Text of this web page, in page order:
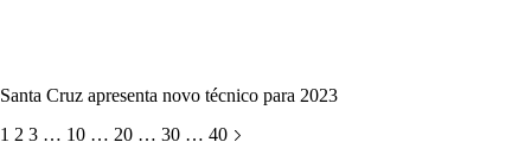
Santa Cruz apresenta novo técnico para 2023
1 2 3 … 10 … 20 … 30 … 40